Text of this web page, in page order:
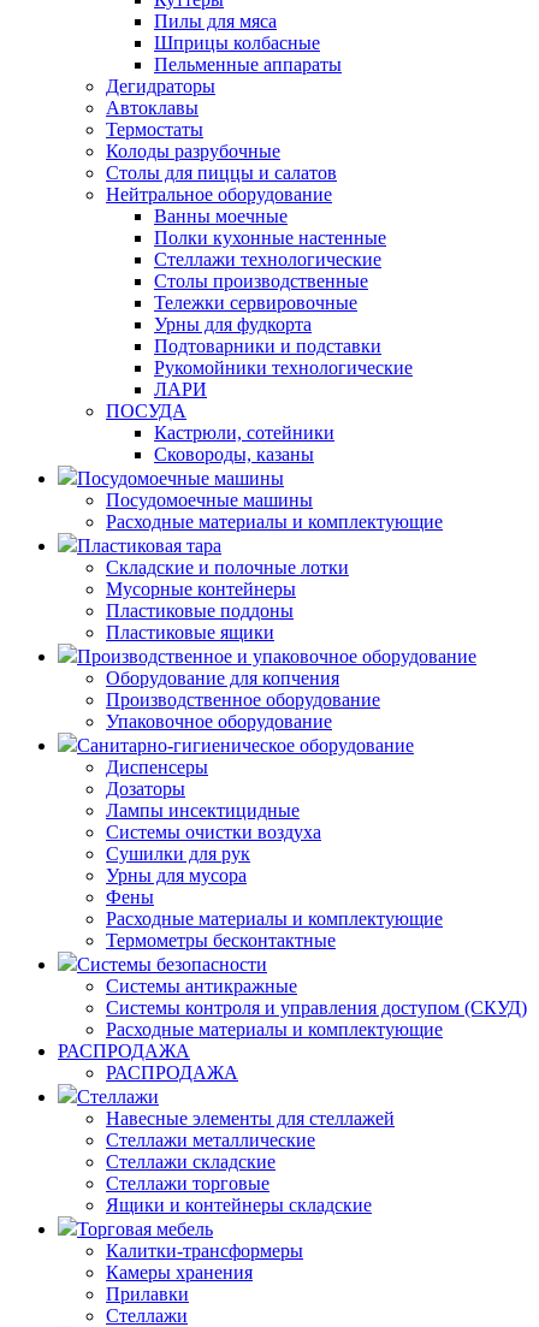
Пилы для мяса
Шприцы колбасные
Пельменные аппараты
Дегидраторы
Автоклавы
Термостаты
Колоды разрубочные
Столы для пиццы и салатов
Нейтральное оборудование
Ванны моечные
Полки кухонные настенные
Стеллажи технологические
Столы производственные
Тележки сервировочные
Урны для фудкорта
Подтоварники и подставки
Рукомойники технологические
ЛАРИ
ПОСУДА
Кастрюли, сотейники
Сковороды, казаны
Посудомоечные машины
Посудомоечные машины
Расходные материалы и комплектующие
Пластиковая тара
Складские и полочные лотки
Мусорные контейнеры
Пластиковые поддоны
Пластиковые ящики
Производственное и упаковочное оборудование
Оборудование для копчения
Производственное оборудование
Упаковочное оборудование
Санитарно-гигиеническое оборудование
Диспенсеры
Дозаторы
Лампы инсектицидные
Системы очистки воздуха
Сушилки для рук
Урны для мусора
Фены
Расходные материалы и комплектующие
Термометры бесконтактные
Системы безопасности
Системы антикражные
Системы контроля и управления доступом (СКУД)
Расходные материалы и комплектующие
РАСПРОДАЖА
РАСПРОДАЖА
Стеллажи
Навесные элементы для стеллажей
Стеллажи металлические
Стеллажи складские
Стеллажи торговые
Ящики и контейнеры складские
Торговая мебель
Калитки-трансформеры
Камеры хранения
Прилавки
Стеллажи